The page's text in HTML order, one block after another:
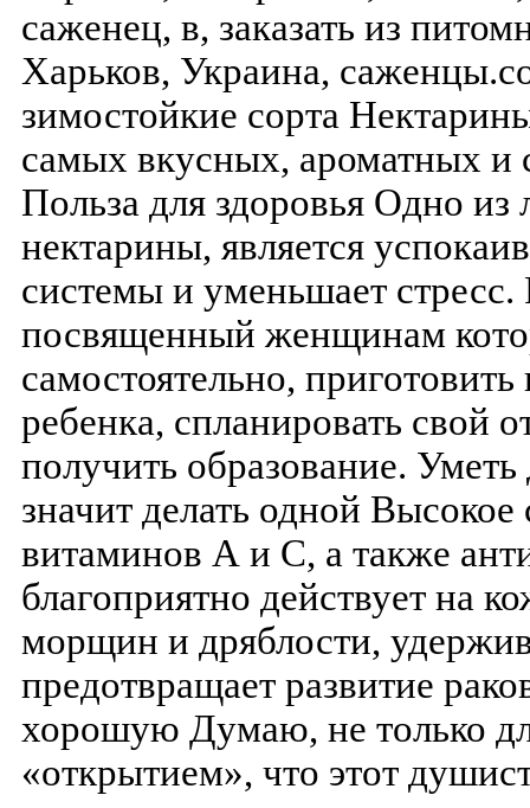
саженец, в, заказать из
Харьков, Украина,
зимостойкие сорта
самых вкусных, ароматных и
Польза для здоровья Одно из
нектарины, является
системы и уменьшает стресс.
посвященный женщинам
самостоятельно,
ребенка, спланировать свой
получить образование. Уметь
значит делать одной
витаминов А и С, а также
благоприятно действует на
морщин и дряблости,
предотвращает развитие
хорошую Думаю, не только
«открытием», что этот